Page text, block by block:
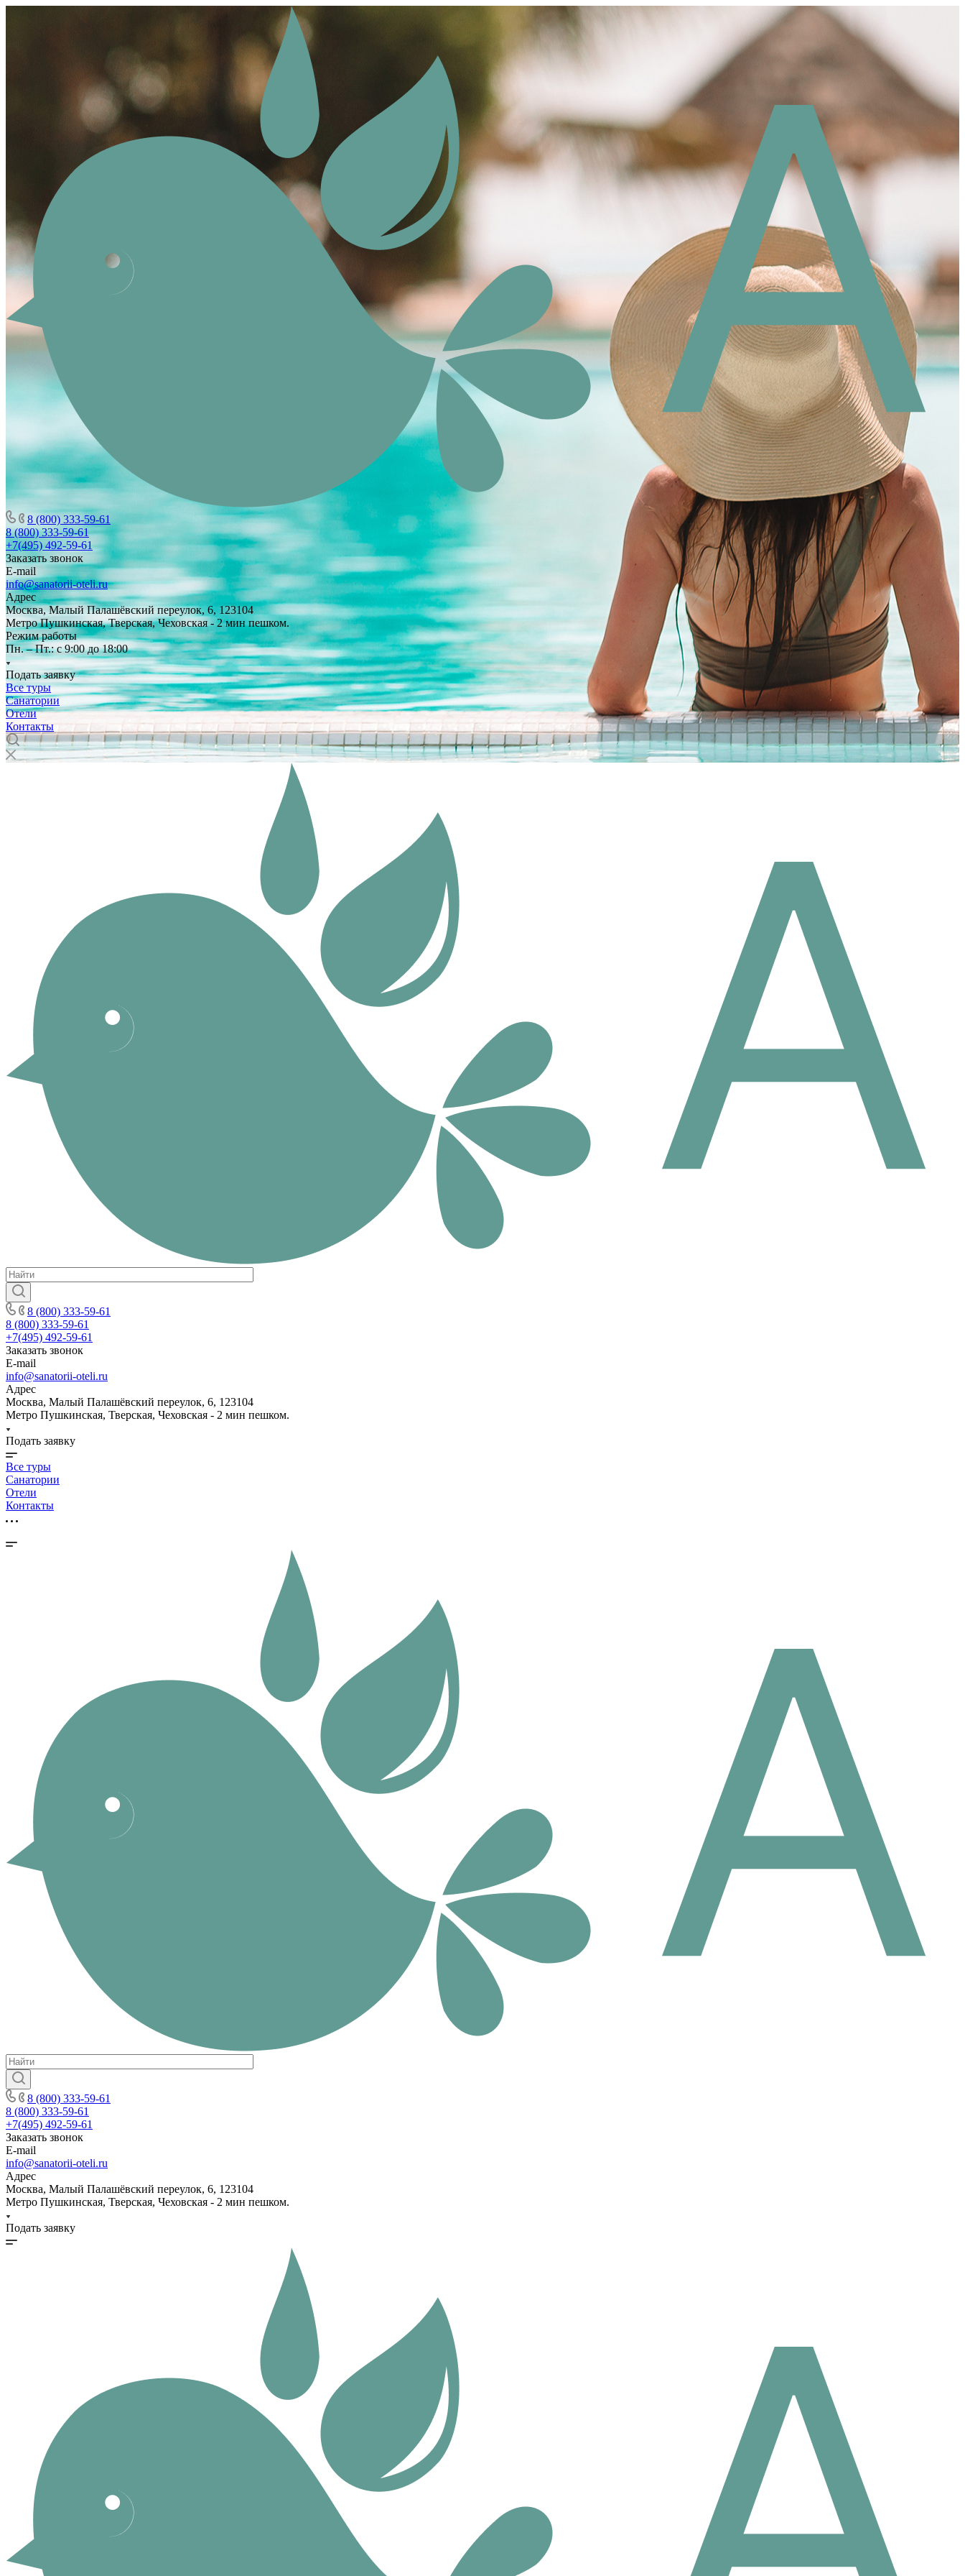
8 (800) 333-59-61
8 (800) 333-59-61
+7(495) 492-59-61
Заказать звонок
E-mail
info@sanatorii-oteli.ru
Адрес
Москва, Малый Палашёвский переулок, 6, 123104
Метро Пушкинская, Тверская, Чеховская - 2 мин пешком.
Режим работы
Пн. – Пт.: с 9:00 до 18:00
Подать заявку
Все туры
Санатории
Отели
Контакты
8 (800) 333-59-61
8 (800) 333-59-61
+7(495) 492-59-61
Заказать звонок
E-mail
info@sanatorii-oteli.ru
Адрес
Москва, Малый Палашёвский переулок, 6, 123104
Метро Пушкинская, Тверская, Чеховская - 2 мин пешком.
Подать заявку
Все туры
Санатории
Отели
Контакты
8 (800) 333-59-61
8 (800) 333-59-61
+7(495) 492-59-61
Заказать звонок
E-mail
info@sanatorii-oteli.ru
Адрес
Москва, Малый Палашёвский переулок, 6, 123104
Метро Пушкинская, Тверская, Чеховская - 2 мин пешком.
Подать заявку